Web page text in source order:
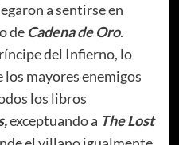
a sentirse en
de Cadena de Oro.
del Infierno, lo
los mayores enemigos
los libros
exceptuando a The Lost